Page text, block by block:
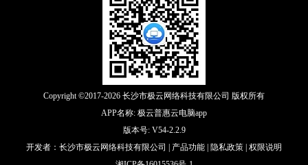
Copyright ©2017-2026 长沙市极云网络科技有限公司 版权所有
APP名称: 极云普惠云电脑app
版本号: V54-2.2.9
开发者：长沙市极云网络科技有限公司 | 产品功能 隐私政策 权限说明